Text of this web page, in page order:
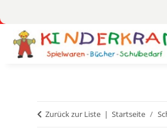
Zurück zur Liste Startseite